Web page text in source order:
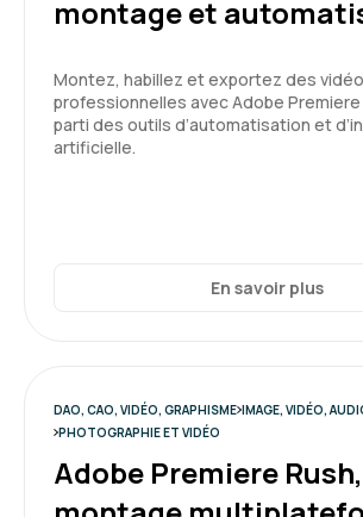
montage et
Montez, habillez et exportez des
professionnelles avec Adobe
parti des outils d’automatisation et
artificielle.
En savoir plus
DAO, CAO, VIDÉO, GRAPHISME IMAGE, VIDÉO,
PHOTOGRAPHIE ET VIDÉO
Adobe Premiere Rush,